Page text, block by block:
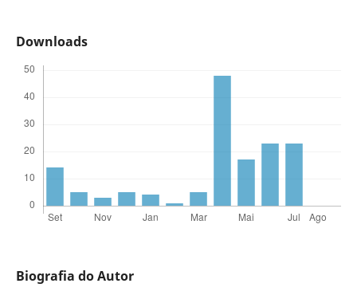
Downloads
Biografia do Autor